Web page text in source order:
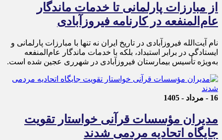
از مبارزات پارلمانی تا خدمات ماندگار
عام‌المنفعه در کارنامه فیروزآبادی
نام آیت‌الله فیروزآبادی در تاریخ ایران نه تنها با مبارزات پارلمانی و
ایستادگی در برابر استبداد، بلکه با خدمات ماندگار عام‌المنفعه
به‌ویژه تأسیس بیمارستان فیروزآبادی در شهرری عجین شده است.
16 - مرداد - 1405
مدیران مؤسسات قرآنی خواستار تقویت
جایگاه اتحادیه‌ مردمی شدند